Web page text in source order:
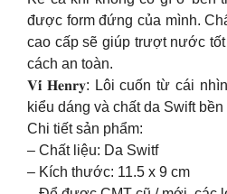
được form đứng của mình.
cao cấp sẽ giúp trượt nước
cách an toàn.
𝐕𝐢́ 𝐇𝐞𝐧𝐫𝐲: Lôi cuốn từ cái
kiểu dáng và chất da Swift bền
Chi tiết sản phẩm:
– Chất liệu: Da Switf
– Kích thước: 11.5 x 9 cm